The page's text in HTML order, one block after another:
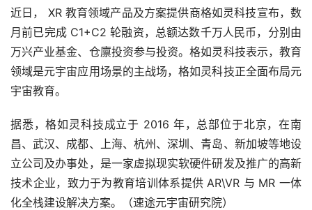
近日， XR 教育领域产品及方案提供商格如灵科技宣布，数
月前已完成 C1+C2 轮融资，总额达数千万人民币，分别由
万兴产业基金、仓廪投资参与投资。格如灵科技表示，教育
领域是元宇宙应用场景的主战场，格如灵科技正全面布局元
宇宙教育。
据悉，格如灵科技成立于 2016 年，总部位于北京，在南
昌、武汉、成都、上海、杭州、深圳、青岛、新加坡等地设
立公司及办事处，是一家虚拟现实软硬件研发及推广的高新
技术企业，致力于为教育培训体系提供 AR\VR 与 MR 一体
化全栈建设解决方案。（速途元宇宙研究院）